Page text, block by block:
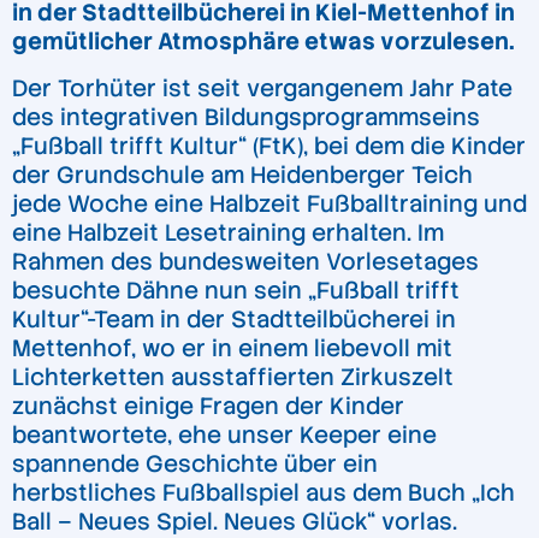
in der Stadtteilbücherei in Kiel-Mettenhof in
gemütlicher Atmosphäre etwas vorzulesen.
Der Torhüter ist seit vergangenem Jahr Pate
des integrativen Bildungsprogrammseins
„Fußball trifft Kultur“ (FtK), bei dem die Kinder
der Grundschule am Heidenberger Teich
jede Woche eine Halbzeit Fußballtraining und
eine Halbzeit Lesetraining erhalten. Im
Rahmen des bundesweiten Vorlesetages
besuchte Dähne nun sein „Fußball trifft
Kultur“-Team in der Stadtteilbücherei in
Mettenhof, wo er in einem liebevoll mit
Lichterketten ausstaffierten Zirkuszelt
zunächst einige Fragen der Kinder
beantwortete, ehe unser Keeper eine
spannende Geschichte über ein
herbstliches Fußballspiel aus dem Buch „Ich
Ball – Neues Spiel. Neues Glück“ vorlas.